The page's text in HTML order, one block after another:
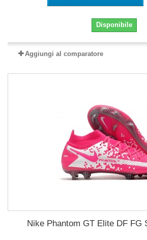
Disponibile
Aggiungi al comparatore
Nike Phantom GT Elite DF FG